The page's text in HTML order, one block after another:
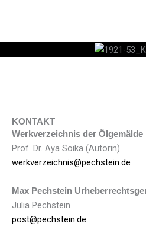
KONTAKT
Werkverzeichnis der Ölgemälde
Prof. Dr. Aya Soika (Autorin)
werkverzeichnis@pechstein.de
Max Pechstein
Julia Pechstein
post@pechstein.de